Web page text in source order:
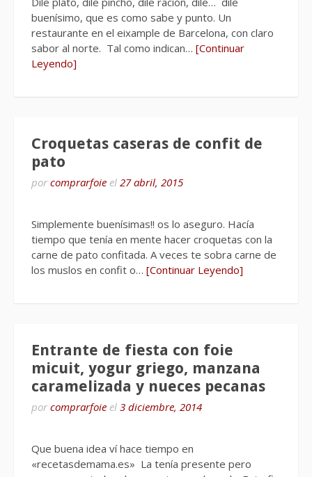
buenísimo, que es como sabe y punto. Un
restaurante en el eixample de Barcelona, con claro
sabor al norte. Tal como indican… [Continuar
Leyendo]
Croquetas caseras de confit de
pato
por comprarfoie el 27 abril, 2015
Simplemente buenísimas!! os lo aseguro. Hacía
tiempo que tenía en mente hacer croquetas con la
carne de pato confitada. A veces te sobra carne de
los muslos en confit o… [Continuar Leyendo]
Entrante de fiesta con foie
micuit, yogur griego, manzana
caramelizada y nueces pecanas
por comprarfoie el 3 diciembre, 2014
Que buena idea ví hace tiempo en
«recetasdemama.es» La tenía presente pero